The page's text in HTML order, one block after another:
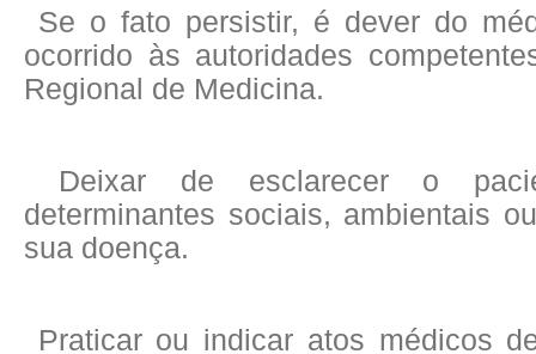
Se o fato persistir, é dever do
ocorrido às autoridades
Regional de Medicina.
Deixar de esclarecer o
determinantes sociais, ambientais
sua doença.
Praticar ou indicar atos médicos